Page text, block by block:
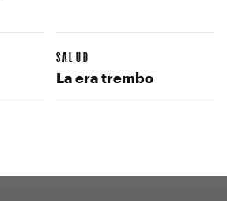
SALUD
La era trembo